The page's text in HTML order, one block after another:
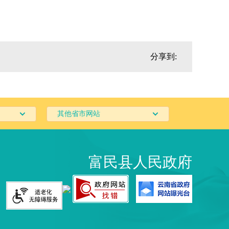
分享到:
其他省市网站
富民县人民政府